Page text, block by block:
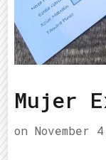
Mujer
on November